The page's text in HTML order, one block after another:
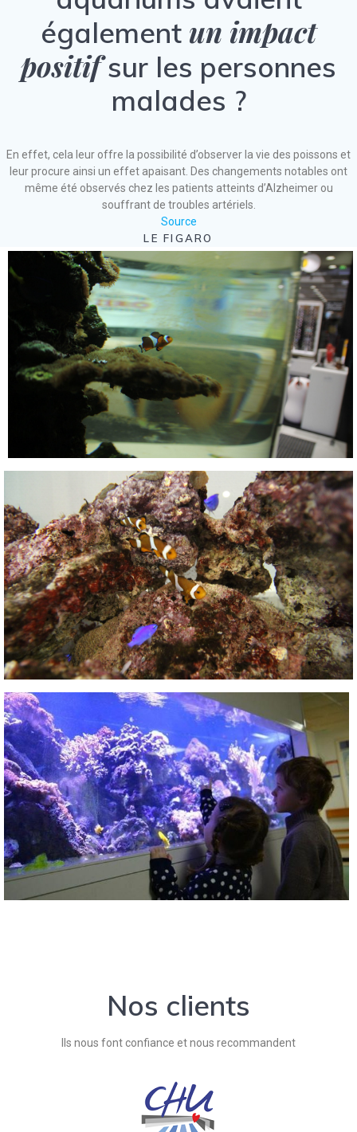
également un impact
positifsur les personnes
malades ?
En effet, cela leur offre la possibilité d’observer la vie des poissons et
leur procure ainsi un effet apaisant. Des changements notables ont
même été observés chez les patients atteints d’Alzheimer ou
souffrant de troubles artériels.
Source
LE FIGARO
Nos clients
Ils nous font confiance et nous recommandent